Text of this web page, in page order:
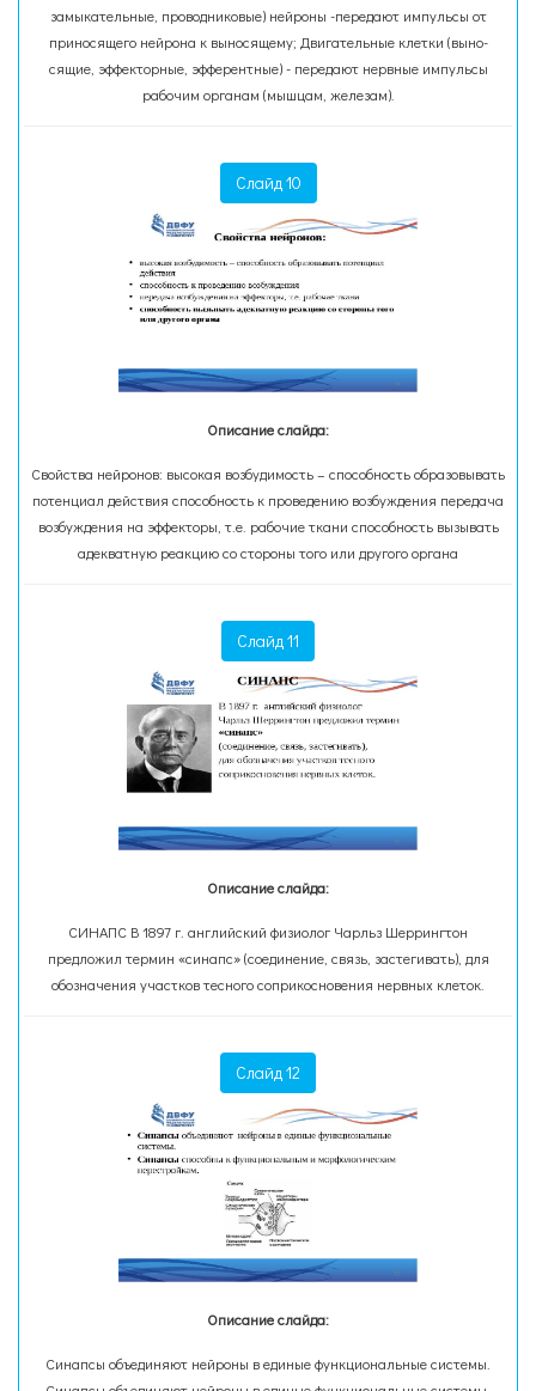
замыкательные, проводниковые) нейроны -передают импульсы от
приносящего нейрона к выносящему; Двигательные клетки (выно­
сящие, эффекторные, эфферентные) - передают нервные импульсы
рабочим органам (мышцам, железам).
Слайд 10
Описание слайда:
Свойства нейронов: высокая возбудимость – способность образовывать
потенциал действия способность к проведению возбуждения передача
возбуждения на эффекторы, т.е. рабочие ткани способность вызывать
адекватную реакцию со стороны того или другого органа
Слайд 11
Описание слайда:
СИНАПС В 1897 г. английский физиолог Чарльз Шеррингтон
предложил термин «синапс» (соединение, связь, застегивать), для
обозначения участков тесного соприкосновения нервных клеток.
Слайд 12
Описание слайда:
Синапсы объединяют нейроны в единые функциональные системы.